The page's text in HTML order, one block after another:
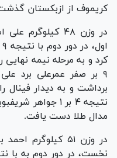
کریموف از ازبکستان
در وزن ۴۸
کرد و به مرحله نیمه
۹ بر صفر عمرعلی برد
برداشت و به دیدار فینال
نتیجه ۴ بر ۱
مدال طلا دست یافت.
در وزن ۵۱